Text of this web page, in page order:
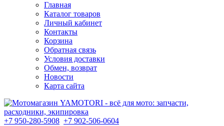
Главная
Каталог товаров
Личный кабинет
Контакты
Корзина
Обратная связь
Условия доставки
Обмен, возврат
Новости
Карта сайта
+7 950-280-5908 +7 902-506-0604